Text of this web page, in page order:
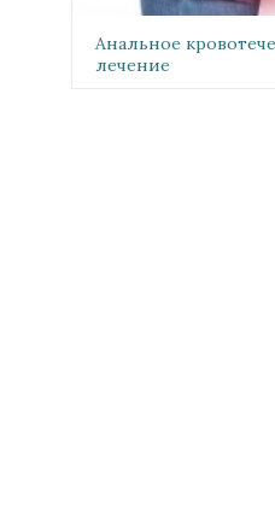
Анальное
лечение